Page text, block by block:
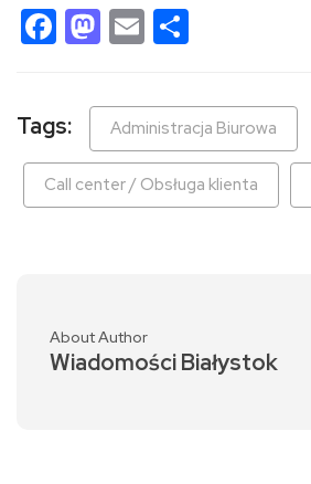
Facebook
Mastodon
Email
Tags: Administracja Biurowa
Call center / Obsługa klienta
About Author
Wiadomości Białystok